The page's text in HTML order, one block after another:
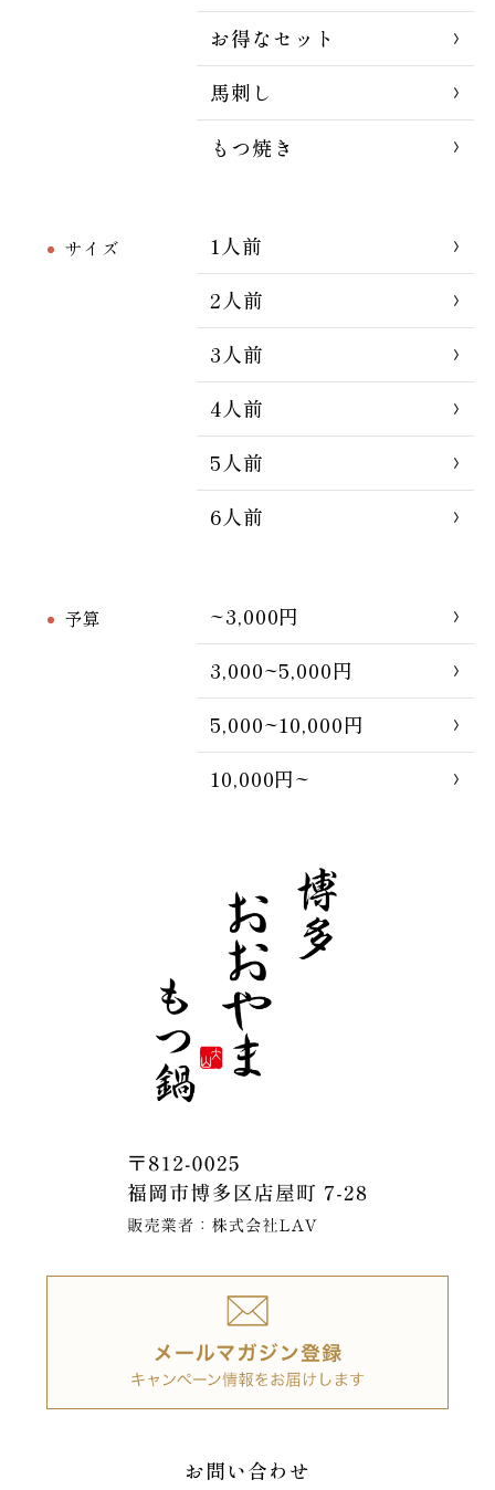
お得なセット
馬刺し
もつ焼き
サイズ
1人前
2人前
3人前
4人前
5人前
6人前
予算
~3,000円
3,000~5,000円
5,000~10,000円
10,000円~
お問い合わせ